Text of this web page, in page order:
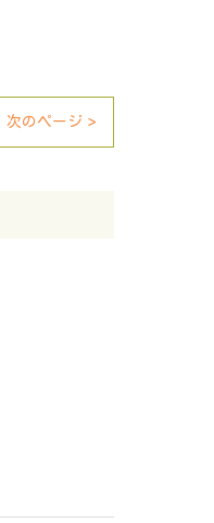
次のページ >